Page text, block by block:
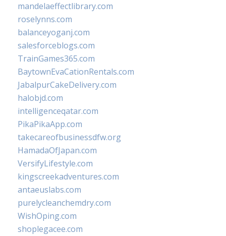
mandelaeffectlibrary.com
roselynns.com
balanceyoganj.com
salesforceblogs.com
TrainGames365.com
BaytownEvaCationRentals.com
JabalpurCakeDelivery.com
halobjd.com
intelligenceqatar.com
PikaPikaApp.com
takecareofbusinessdfw.org
HamadaOfJapan.com
VersifyLifestyle.com
kingscreekadventures.com
antaeuslabs.com
purelycleanchemdry.com
WishOping.com
shoplegacee.com